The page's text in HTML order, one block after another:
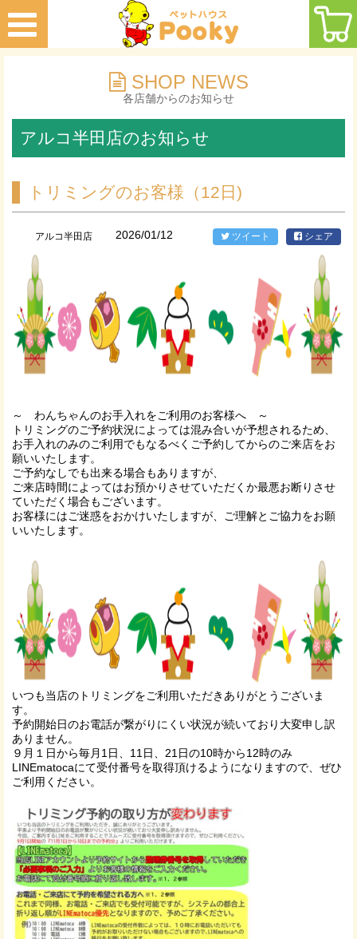
SHOP NEWS
各店舗からのお知らせ
アルコ半田店のお知らせ
トリミングのお客様（12日)
アルコ半田店 2026/01/12 ツイート シェア
～ わんちゃんのお手入れをご利用のお客様へ ～
トリミングのご予約状況によっては混み合いが予想されるため、
お手入れのみのご利用でもなるべくご予約してからのご来店をお
願いいたします。
ご予約なしでも出来る場合もありますが、
ご来店時間によってはお預かりさせていただくか最悪お断りさせ
ていただく場合もございます。
お客様にはご迷惑をおかけいたしますが、ご理解とご協力をお願
いいたします。
いつも当店のトリミングをご利用いただきありがとうございま
す。
予約開始日のお電話が繋がりにくい状況が続いており大変申し訳
ありません。
９月１日から毎月1日、11日、21日の10時から12時のみ
LINEmatocaにて受付番号を取得頂けるようになりますので、ぜひ
ご利用ください。